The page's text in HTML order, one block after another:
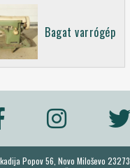
Bagat varrógép
Popov 56, Novo Miloševo 23273